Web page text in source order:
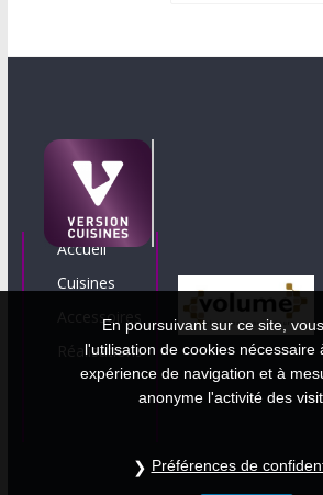
Accueil
Cuisines
Accessoires
Réalisations
En poursuivant sur ce site,
l'utilisation de cookies nécessaire
expérience de navigation et à
anonyme l'activité des
Préférences de